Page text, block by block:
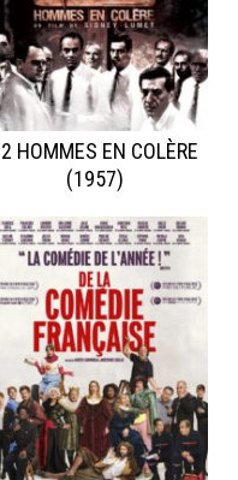
HOMMES EN COLÈRE
(1957)